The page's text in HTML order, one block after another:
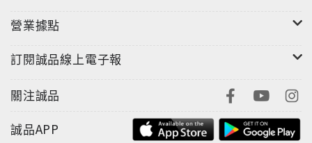
營業據點
訂閱誠品線上電子報
關注誠品
誠品APP